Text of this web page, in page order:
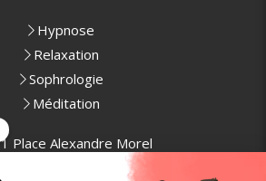
Hypnose
Relaxation
Sophrologie
Méditation
1 Place Alexandre Morel